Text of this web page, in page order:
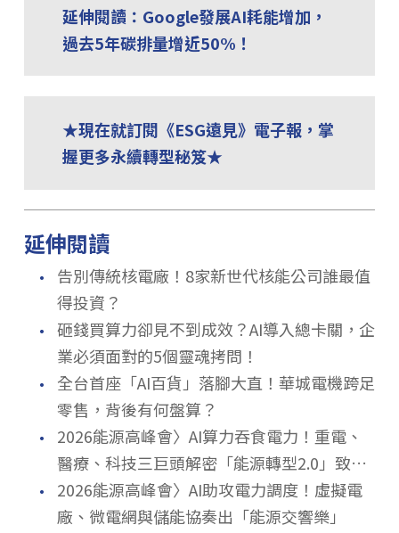
延伸閱讀：Google發展AI耗能增加，
過去5年碳排量增近50%！
★現在就訂閱《ESG遠見》電子報，掌
握更多永續轉型秘笈★
延伸閱讀
．
告別傳統核電廠！8家新世代核能公司誰最值
得投資？
． 砸錢買算力卻見不到成效？AI導入總卡關，企
業必須面對的5個靈魂拷問！
．
全台首座「AI百貨」落腳大直！華城電機跨足
零售，背後有何盤算？
．
2026能源高峰會〉AI算力吞食電力！重電、
醫療、科技三巨頭解密「能源轉型2.0」致勝
關鍵
．
2026能源高峰會〉AI助攻電力調度！虛擬電
廠、微電網與儲能協奏出「能源交響樂」